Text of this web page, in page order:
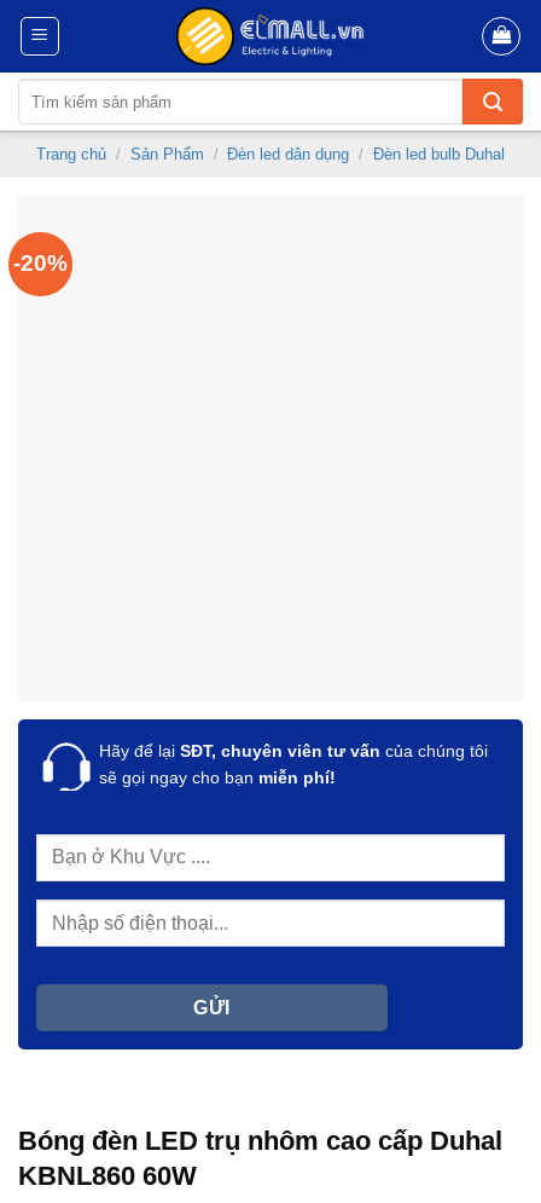
Skip
content
kiếm:
Trang chủ / Sản Phẩm / Đèn led dân dụng / Đèn led bulb Duhal
-20%
Hãy để lại SĐT, chuyên viên tư vấn của chúng tôi
sẽ gọi ngay cho bạn miễn phí!
Bóng đèn LED trụ nhôm cao cấp Duhal
KBNL860 60W